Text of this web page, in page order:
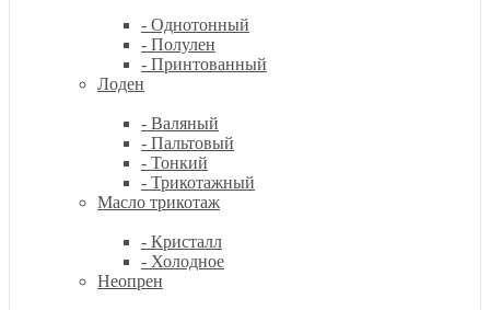
- Однотонный
- Полулен
- Принтованный
Лоден
- Валяный
- Пальтовый
- Тонкий
- Трикотажный
Масло трикотаж
- Кристалл
- Холодное
Неопрен